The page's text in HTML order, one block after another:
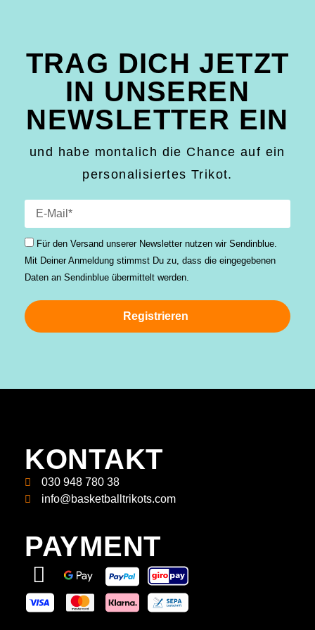
TRAG DICH JETZT
IN UNSEREN
NEWSLETTER EIN
und habe montalich die Chance auf ein
personalisiertes Trikot.
Für den Versand unserer Newsletter nutzen wir Sendinblue.
Mit Deiner Anmeldung stimmst Du zu, dass die einge­gebenen
Daten an Sendinblue übermittelt werden.
Registrieren
KONTAKT
030 948 780 38
info@basketballtrikots.com
PAYMENT